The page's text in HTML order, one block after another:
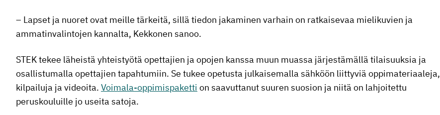
– Lapset ja nuoret ovat meille tärkeitä, sillä tiedon jakaminen varhain on ratkaisevaa mielikuvien ja
ammatinvalintojen kannalta, Kekkonen sanoo.
STEK tekee läheistä yhteistyötä opettajien ja opojen kanssa muun muassa järjestämällä tilaisuuksia ja
osallistumalla opettajien tapahtumiin. Se tukee opetusta julkaisemalla sähköön liittyviä oppimateriaaleja,
kilpailuja ja videoita. Voimala-oppimispaketti on saavuttanut suuren suosion ja niitä on lahjoitettu
peruskouluille jo useita satoja.